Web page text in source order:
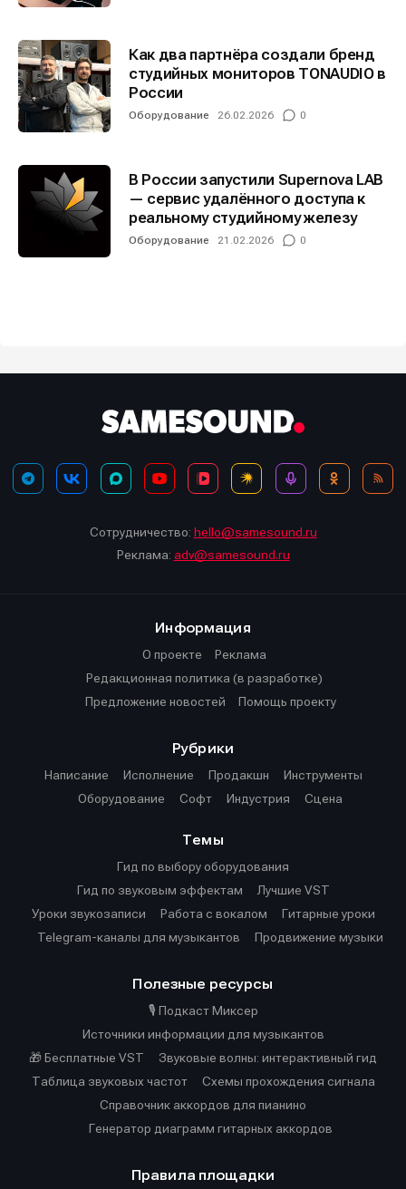
Как два партнёра создали бренд
студийных мониторов TONAUDIO в
России
Оборудование 26.02.2026 0
В России запустили Supernova LAB
— сервис удалённого доступа к
реальному студийному железу
Оборудование 21.02.2026 0
Сотрудничество: hello@samesound.ru
Реклама: adv@samesound.ru
Информация
О проекте
Реклама
Редакционная политика (в разработке)
Предложение новостей
Помощь проекту
Рубрики
Написание
Исполнение Продакшн
Инструменты
Оборудование
Софт Индустрия Сцена
Темы
Гид по выбору оборудования
Гид по звуковым эффектам
Лучшие VST
Уроки звукозаписи
Работа с вокалом
Гитарные уроки
Telegram-каналы для музыкантов
Продвижение музыки
Полезные ресурсы
🎙️ Подкаст Миксер
Источники информации для музыкантов
🎁 Бесплатные VST
Звуковые волны: интерактивный гид
Таблица звуковых частот
Cхемы прохождения сигнала
Справочник аккордов для пианино
Генератор диаграмм гитарных аккордов
Правила площадки